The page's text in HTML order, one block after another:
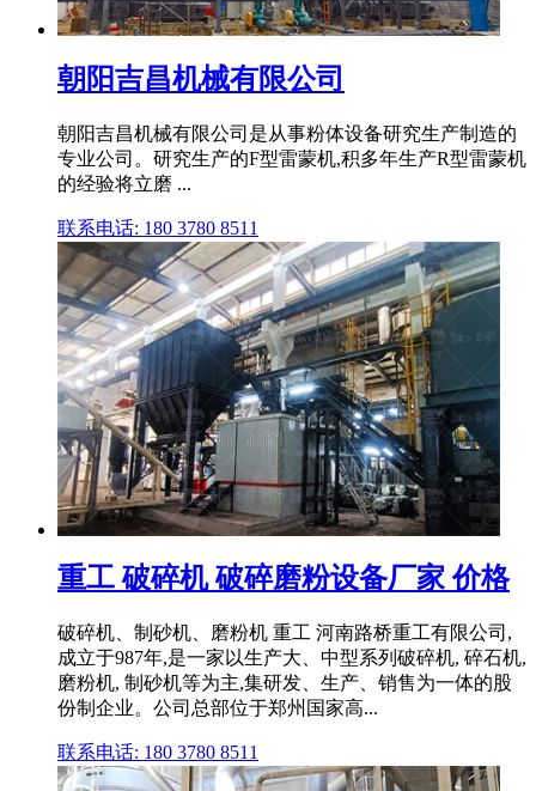
朝阳吉昌机械有限公司
朝阳吉昌机械有限公司是从事粉体设备研究生产制造的
专业公司。研究生产的F型雷蒙机,积多年生产R型雷蒙机
的经验将立磨 ...
联系电话: 180 3780 8511
重工 破碎机 破碎磨粉设备厂家 价格
破碎机、制砂机、磨粉机 重工 河南路桥重工有限公司,
成立于987年,是一家以生产大、中型系列破碎机, 碎石机,
磨粉机, 制砂机等为主,集研发、生产、销售为一体的股
份制企业。公司总部位于郑州国家高...
联系电话: 180 3780 8511